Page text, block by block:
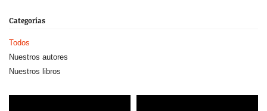
Categorías
Todos
Nuestros autores
Nuestros libros